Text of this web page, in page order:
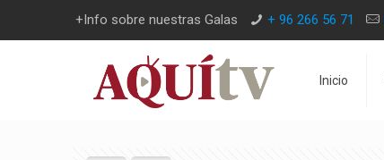
+Info sobre nuestras Galas + 96 266 56 71
Inicio